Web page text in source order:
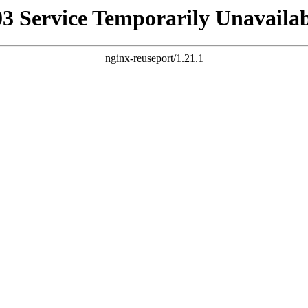
Service Temporarily
nginx-reuseport/1.21.1